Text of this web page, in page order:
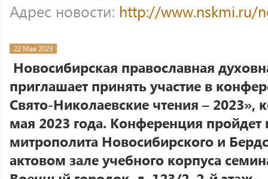
Адрес новости: http://www.nskmi.ru/
22 Мая 2023
Новосибирская православная
приглашает принять участие в
Свято-Николаевские чтения – 2023»,
мая 2023 года. Конференция
митрополита Новосибирского и
актовом зале учебного корпуса